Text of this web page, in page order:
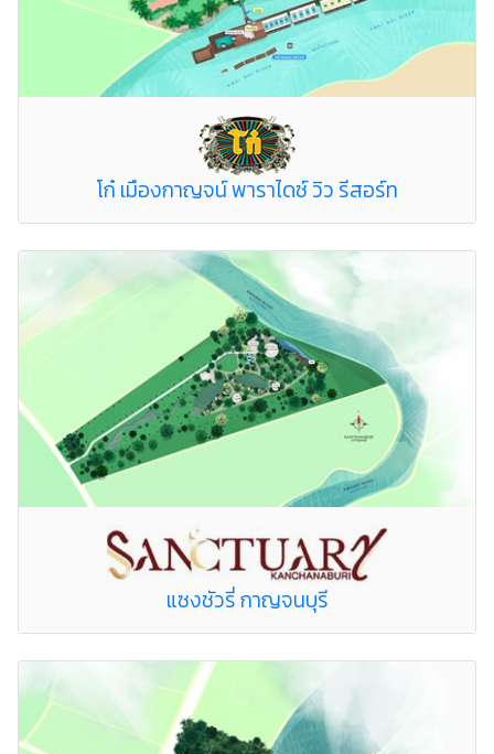
โก๋ เมืองกาญจน์ พาราไดซ์ วิว รีสอร์ท
แซงชัวรี่ กาญจนบุรี